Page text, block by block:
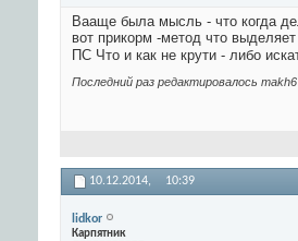
Вааще была мысль - что когда
вот прикорм -метод что
ПС Что и как не крути - либо
Последний раз редактировалось
10.12.2014, 10:39
lidkor
Карпятник